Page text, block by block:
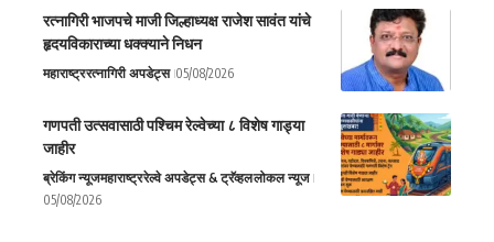
रत्नागिरी भाजपचे माजी जिल्हाध्यक्ष राजेश सावंत यांचे
हृदयविकाराच्या धक्क्याने निधन
महाराष्ट्ररत्नागिरी अपडेट्स 05/08/2026
गणपती उत्सवासाठी पश्चिम रेल्वेच्या ८ विशेष गाड्या
जाहीर
ब्रेकिंग न्यूजमहाराष्ट्ररेल्वे अपडेट्स & ट्रॅव्हललोकल न्यूज
05/08/2026